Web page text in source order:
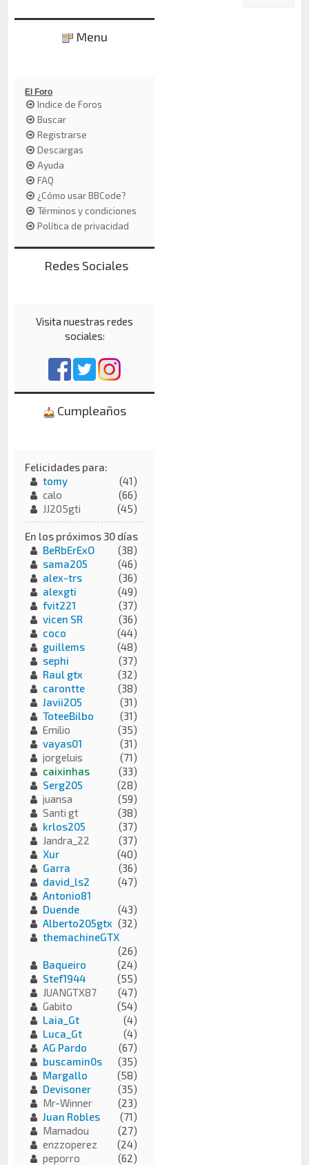
Menu
El Foro
Indice de Foros
Buscar
Registrarse
Descargas
Ayuda
FAQ
¿Cómo usar BBCode?
Términos y condiciones
Política de privacidad
Redes Sociales
Visita nuestras redes
sociales:
Cumpleaños
Felicidades para:
tomy
(41)
calo
(66)
JJ205gti
(45)
En los próximos 30 días
BeRbErExO
(38)
sama205
(46)
alex-trs
(36)
alexgti
(49)
fvit221
(37)
vicen SR
(36)
coco
(44)
guillems
(48)
sephi
(37)
Raul gtx
(32)
carontte
(38)
Javii2O5
(31)
ToteeBilbo
(31)
Emilio
(35)
vayas01
(31)
jorgeluis
(71)
caixinhas
(33)
Serg205
(28)
juansa
(59)
Santi gt
(38)
krlos205
(37)
Jandra_22
(37)
Xur
(40)
Garra
(36)
david_ls2
(47)
Antonio81
Duende
(43)
Alberto205gtx (32)
themachineGTX
(26)
Baqueiro
(24)
Stef1944
(55)
JUANGTX87
(47)
Gabito
(54)
Laia_Gt
(4)
Luca_Gt
(4)
AG Pardo
(67)
buscamin0s
(35)
Margallo
(58)
Devisoner
(35)
Mr-Winner
(23)
Juan Robles
(71)
Mamadou
(27)
enzzoperez
(24)
peporro
(62)